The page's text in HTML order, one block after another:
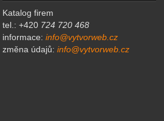
Katalog firem
tel.: +420 724 720 468
informace:info@vytvorweb.cz
změna údajů:info@vytvorweb.cz